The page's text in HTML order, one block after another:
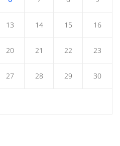
13 14 15 16
20 21 22 23
27 28 29 30